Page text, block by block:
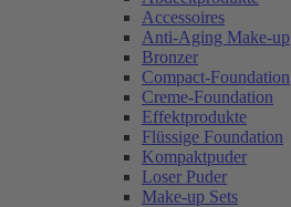
Accessoires
Anti-Aging Make-up
Bronzer
Compact-Foundation
Creme-Foundation
Effektprodukte
Flüssige Foundation
Kompaktpuder
Loser Puder
Make-up Sets